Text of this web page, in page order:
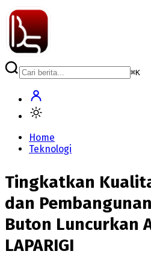
⌘K
Home
Teknologi
Tingkatkan
dan
Buton Luncurkan
LAPARIGI